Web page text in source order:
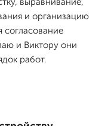
и организацию
согласование
и Виктору они
работ.